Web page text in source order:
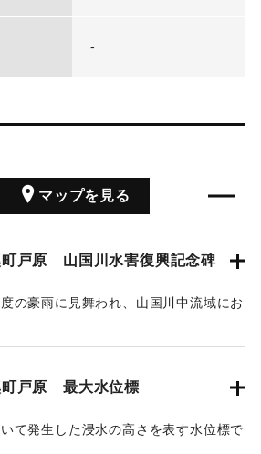
-
マップを見る
町戸原 山国川水害復興記念碑
の豪雨に見舞われ、山国川中流域にお
で約70戸の家屋が浸水したことが記
町戸原 最大水位標
て発生した浸水の高さを表す水位標で